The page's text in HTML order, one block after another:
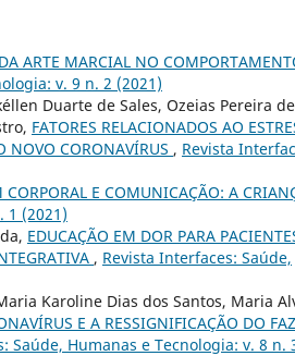
ARTE MARCIAL NO
v. 9 n. 2 (2021)
Duarte de Sales, Ozeias Pereira de
FATORES RELACIONADOS AO
NOVO CORONAVÍRUS , Revista
CORPORAL E COMUNICAÇÃO: A
1 (2021)
EDUCAÇÃO EM DOR PARA
, Revista Interfaces: Saúde,
Karoline Dias dos Santos, Maria
E A RESSIGNIFICAÇÃO DO
Saúde, Humanas e Tecnologia: v. 8 n.